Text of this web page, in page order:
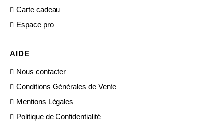
Carte cadeau
Espace pro
AIDE
Nous contacter
Conditions Générales de Vente
Mentions Légales
Politique de Confidentialité